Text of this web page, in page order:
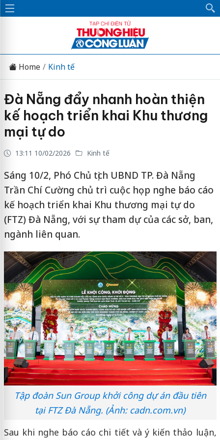
Home Kinh tế
Đà Nẵng đẩy nhanh hoàn thiện
kế hoạch triển khai Khu thương
mại tự do
13:11 10/02/2026 Kinh tế
Sáng 10/2, Phó Chủ tịch UBND TP. Đà Nẵng
Trần Chí Cường chủ trì cuộc họp nghe báo cáo
kế hoạch triển khai Khu thương mại tự do
(FTZ) Đà Nẵng, với sự tham dự của các sở, ban,
ngành liên quan.
Tập đoàn Sun Group khởi công dự án đầu tiên
tại FTZ Đà Nẵng. (Ảnh: cadn.com.vn)
Sau khi nghe báo cáo chi tiết và ý kiến thảo luận,